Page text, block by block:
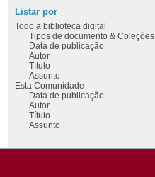
Listar por
Todo a biblioteca digital
Tipos de documento & Coleções
Data de publicação
Autor
Título
Assunto
Esta Comunidade
Data de publicação
Autor
Título
Assunto